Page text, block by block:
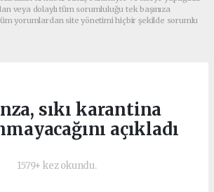
veya dolaylı tüm sorumluluğu tek başınıza
yorumlardan site yönetimi hiçbir şekilde sorumlu
sıkı karantina
açıkladı
1579+ kez okundu.